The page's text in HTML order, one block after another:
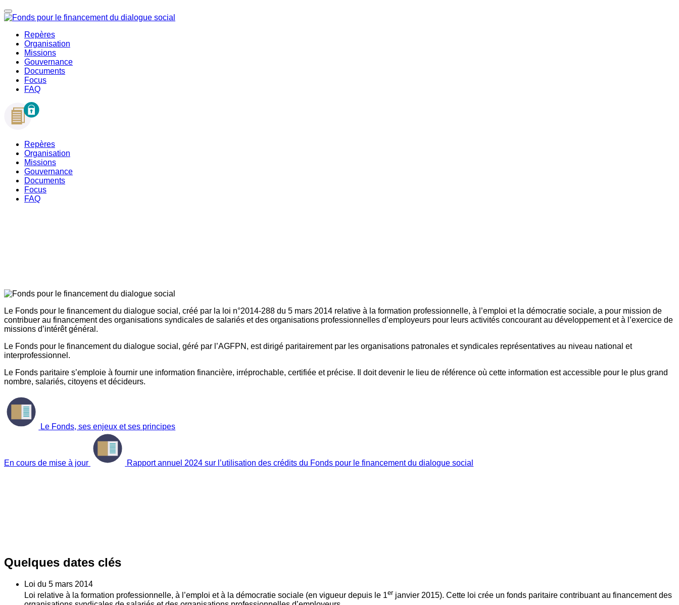
Repères
Organisation
Missions
Gouvernance
Documents
Focus
FAQ
Repères
Organisation
Missions
Gouvernance
Documents
Focus
FAQ
Le Fonds pour le financement du dialogue social, créé par la loi n°2014-288 du 5 mars 2014 relative à la formation professionnelle, à l’emploi et la démocratie sociale, a pour mission de
contribuer au financement des organisations syndicales de salariés et des organisations professionnelles d’employeurs pour leurs activités concourant au développement et à l’exercice de
missions d’intérêt général.
Le Fonds pour le financement du dialogue social, géré par l’AGFPN, est dirigé paritairement par les organisations patronales et syndicales représentatives au niveau national et
interprofessionnel.
Le Fonds paritaire s’emploie à fournir une information financière, irréprochable, certifiée et précise. Il doit devenir le lieu de référence où cette information est accessible pour le plus grand
nombre, salariés, citoyens et décideurs.
Le Fonds, ses enjeux et ses principes
En cours de mise à jour Rapport annuel 2024 sur l’utilisation des crédits du Fonds pour le financement du dialogue social
Quelques dates clés
Loi du 5 mars 2014
Loi relative à la formation professionnelle, à l’emploi et à la démocratie sociale (en vigueur depuis le 1er janvier 2015). Cette loi crée un fonds paritaire contribuant au financement des